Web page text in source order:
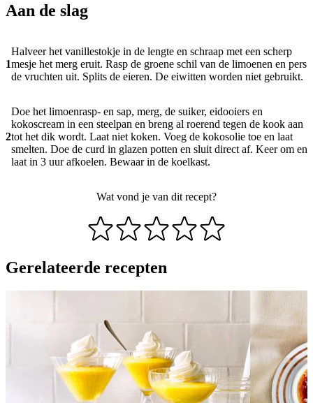
Aan de slag
1
Halveer het vanillestokje in de lengte en schraap met een scherp
mesje het merg eruit. Rasp de groene schil van de limoenen en pers
de vruchten uit. Splits de eieren. De eiwitten worden niet gebruikt.
2
Doe het limoenrasp- en sap, merg, de suiker, eidooiers en
kokoscream in een steelpan en breng al roerend tegen de kook aan
tot het dik wordt. Laat niet koken. Voeg de kokosolie toe en laat
smelten. Doe de curd in glazen potten en sluit direct af. Keer om en
laat in 3 uur afkoelen. Bewaar in de koelkast.
Wat vond je van dit recept?
Gerelateerde recepten